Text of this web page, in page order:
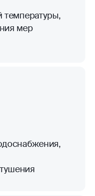
температуры,
мер